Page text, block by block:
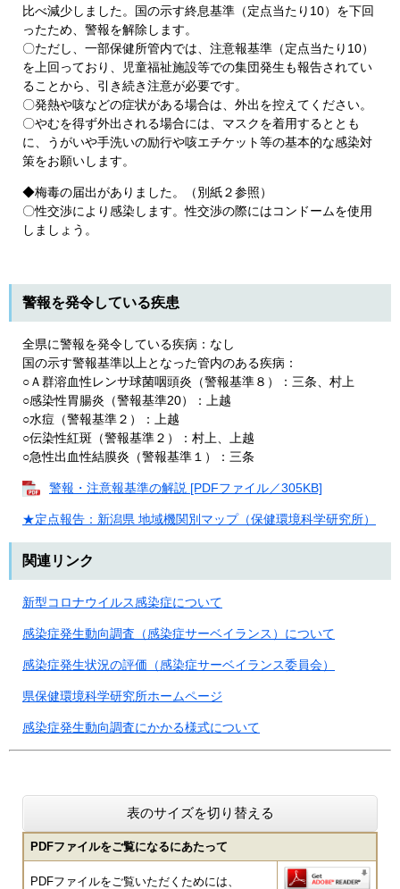
比べ減少しました。国の示す終息基準（定点当たり10）を下回
ったため、警報を解除します。
〇ただし、一部保健所管内では、注意報基準（定点当たり10）
を上回っており、児童福祉施設等での集団発生も報告されてい
ることから、引き続き注意が必要です。
〇発熱や咳などの症状がある場合は、外出を控えてください。
〇やむを得ず外出される場合には、マスクを着用するととも
に、うがいや手洗いの励行や咳エチケット等の基本的な感染対
策をお願いします。
◆梅毒の届出がありました。（別紙２参照）
〇性交渉により感染します。性交渉の際にはコンドームを使用
しましょう。
警報を発令している疾患
全県に警報を発令している疾病：なし
国の示す警報基準以上となった管内のある疾病：
○Ａ群溶血性レンサ球菌咽頭炎（警報基準８）：三条、村上
○感染性胃腸炎（警報基準20）：上越
○水痘（警報基準２）：上越
○伝染性紅斑（警報基準２）：村上、上越
○急性出血性結膜炎（警報基準１）：三条​
警報・注意報基準の解説 [PDFファイル／305KB]
★定点報告：新潟県 地域機関別マップ（保健環境科学研究所）
関連リンク
新型コロナウイルス感染症について
感染症発生動向調査（感染症サーベイランス）について
感染症発生状況の評価（感染症サーベイランス委員会）
県保健環境科学研究所ホームページ
感染症発生動向調査にかかる様式について
表のサイズを切り替える
PDFファイルをご覧になるにあたって
PDFファイルをご覧いただくためには、